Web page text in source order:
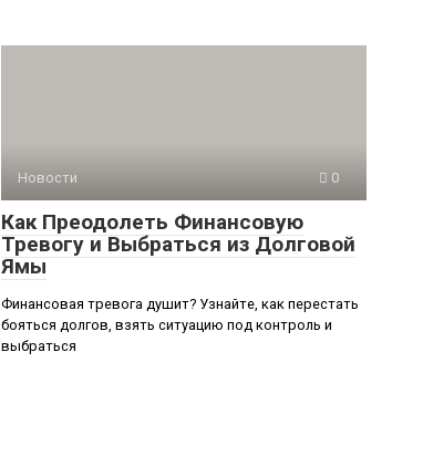
Новости 0
Как Преодолеть Финансовую
Тревогу и Выбраться из Долговой
Ямы
Финансовая тревога душит? Узнайте, как перестать
бояться долгов, взять ситуацию под контроль и
выбраться